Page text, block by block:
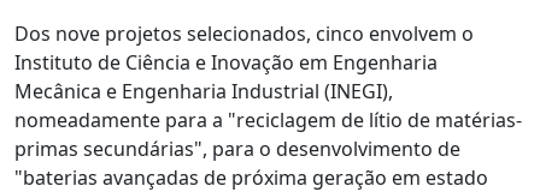
Dos nove projetos selecionados, cinco envolvem o
Instituto de Ciência e Inovação em Engenharia
Mecânica e Engenharia Industrial (INEGI),
nomeadamente para a "reciclagem de lítio de matérias-
primas secundárias", para o desenvolvimento de
"baterias avançadas de próxima geração em estado